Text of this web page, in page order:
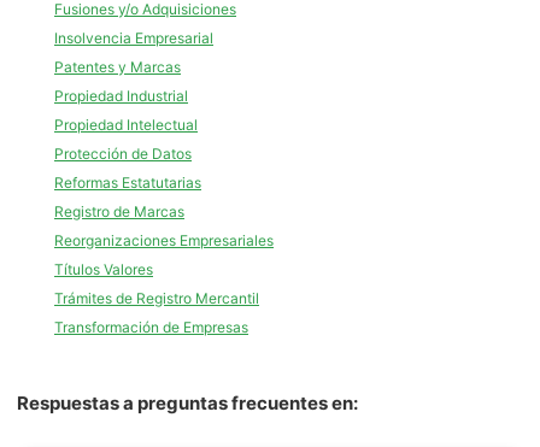
Fusiones y/o Adquisiciones
Insolvencia Empresarial
Patentes y Marcas
Propiedad Industrial
Propiedad Intelectual
Protección de Datos
Reformas Estatutarias
Registro de Marcas
Reorganizaciones Empresariales
Títulos Valores
Trámites de Registro Mercantil
Transformación de Empresas
Respuestas a preguntas frecuentes en: